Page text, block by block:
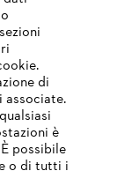
di
è
possibile
o di tutti i